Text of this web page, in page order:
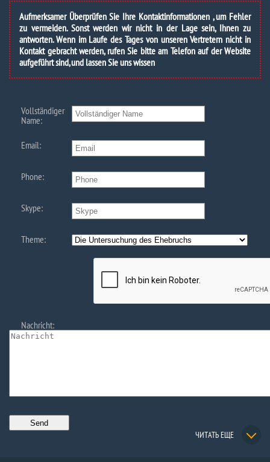
Aufmerksamer Überprüfen Sie Ihre Kontaktinformationen , um Fehler
zu vermeiden. Sonst werden wir nicht in der Lage sein, Ihnen zu
antworten. Wenn im Laufe des Tages von unseren Vertretern nicht in
Kontakt gebracht werden, rufen Sie bitte am Telefon auf der Website
aufgeführt sind, und lassen Sie uns wissen
Vollständiger
Name:
Email:
Phone:
Skype:
Theme:
Nachricht:
ЧИТАТЬ ЕЩЕ